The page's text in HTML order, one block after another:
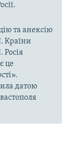
та анексію
Країни
Росія
це
датою